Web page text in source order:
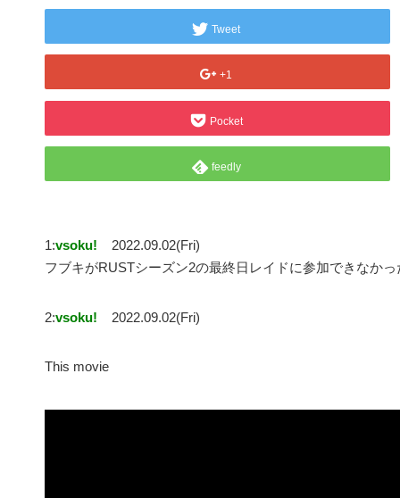
Tweet
+1
Pocket
feedly
1:vsoku!
2022.09.02(Fri)
フブキがRUSTシーズン2の最終日レイドに参加できなか
2:vsoku! 2022.09.02(Fri)
This movie